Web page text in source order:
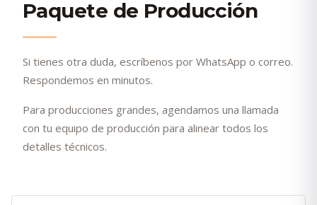
Paquete de Producción
Si tienes otra duda, escríbenos por WhatsApp o correo.
Respondemos en minutos.
Para producciones grandes, agendamos una llamada
con tu equipo de producción para alinear todos los
detalles técnicos.